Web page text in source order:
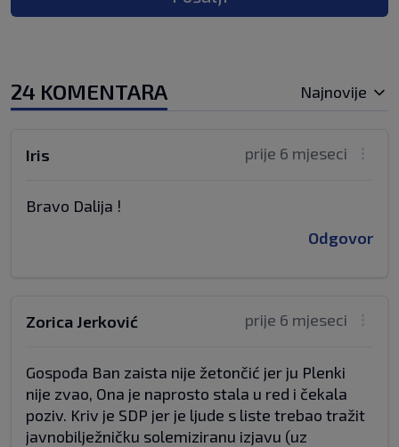
24 KOMENTARA Najnovije
prije 6 mjeseci
Iris
Bravo Dalija !
Odgovor
prije 6 mjeseci
Zorica Jerković
Gospođa Ban zaista nije žetončić jer ju Plenki
nije zvao, Ona je naprosto stala u red i čekala
poziv. Kriv je SDP jer je ljude s liste trebao tražit
javnobilježničku solemiziranu izjavu (uz